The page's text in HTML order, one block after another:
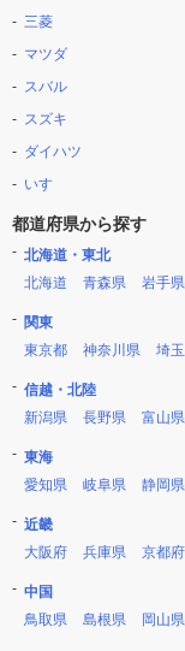
三菱
マツダ
スバル
スズキ
ダイハツ
いすゞ
都道府県から探す
北海道・東北
北海道
青森県 岩手県
関東
東京都
神奈川県 埼
信越・北陸
新潟県
長野県 富山県
東海
愛知県
岐阜県 静岡県
近畿
大阪府
兵庫県 京都府
中国
鳥取県
島根県 岡山県